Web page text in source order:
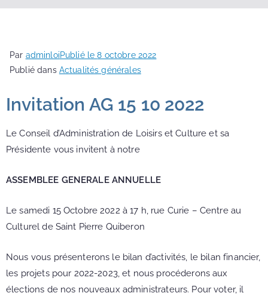
Par adminloiPublié le8 octobre 2022
Publié dans Actualités générales
Invitation AG 15 10 2022
Le Conseil d’Administration de Loisirs et Culture et sa
Présidente vous invitent à notre
ASSEMBLEE GENERALE ANNUELLE
Le samedi 15 Octobre 2022 à 17 h, rue Curie – Centre au
Culturel de Saint Pierre Quiberon
Nous vous présenterons le bilan d’activités, le bilan financier,
les projets pour 2022-2023, et nous procéderons aux
élections de nos nouveaux administrateurs. Pour voter, il